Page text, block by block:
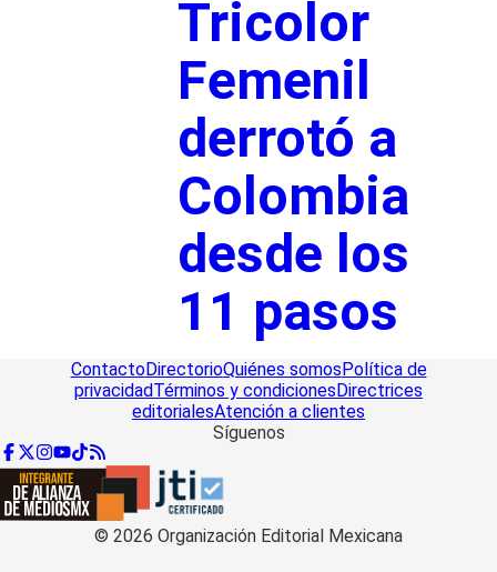
Tricolor
Femenil
derrotó a
Colombia
desde los
11 pasos
ContactoDirectorioQuiénes somosPolítica de
privacidadTérminos y condicionesDirectrices
editorialesAtención a clientes
Síguenos
© 2026 Organización Editorial Mexicana